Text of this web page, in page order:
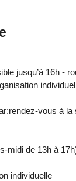
jusqu’à 16h -
vous à
midi de 13h à
individuelle